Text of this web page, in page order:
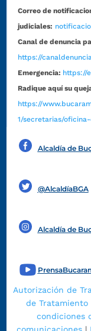
Correo de
judiciales:
Canal de denuncia
https://
Emergencia: https://
Radique aquí su
https://
1/secretarias/
Alcaldía de
@AlcaldíaBGA
Alcaldía de
Autorización de
de Tratamiento
condiciones